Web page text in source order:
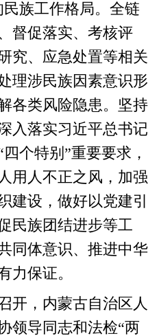
民族工作格局。全链
督促落实、考核评
究、应急处置等相关
理涉民族因素意识形
各类风险隐患。坚持
入落实习近平总书记
个特别”重要要求，
用人不正之风，加强
建设，做好以党建引
民族团结进步等工
同体意识、推进中华
力保证。
，内蒙古自治区人
领导同志和法检“两